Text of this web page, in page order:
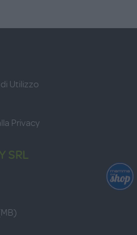
Utilizzo
Privacy
SRL